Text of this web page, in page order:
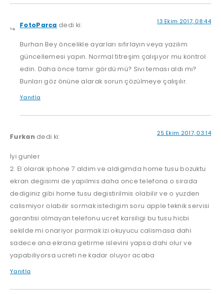
FotoParca dedi ki: 13 Ekim 2017, 08:44
Burhan Bey öncelikle ayarları sıfırlayın veya yazılım
güncellemesi yapın. Normal titreşim çalışıyor mu kontrol
edin. Daha önce tamir gördü mü? Sıvı teması aldı mı?
Bunları göz önüne alarak sorun çözülmeye çalışılır.
Yanıtla
Furkan dedi ki: 25 Ekim 2017, 03:14
İyi gunler
2. El olarak iphone 7 aldim ve aldigimda home tusu bozuktu
ekran degisimi de yapilmis daha once telefona o sirada
dediginiz gibi home tusu degistirilmis olabilir ve o yuzden
calismiyor olabilir sormak istedigim soru apple teknik servisi
garantisi olmayan telefonu ucret karsiligi bu tusu hicbi
sekilde mi onariyor parmak izi okuyucu calismasa dahi
sadece ana ekrana getirme islevini yapsa dahi olur ve
yapabiliyorsa ucreti ne kadar oluyor acaba
Yanıtla